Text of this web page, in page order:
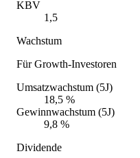
KBV
1,5
Wachstum
Für Growth-Investoren
Umsatzwachstum (5J)
18,5 %
Gewinnwachstum (5J)
9,8 %
Dividende